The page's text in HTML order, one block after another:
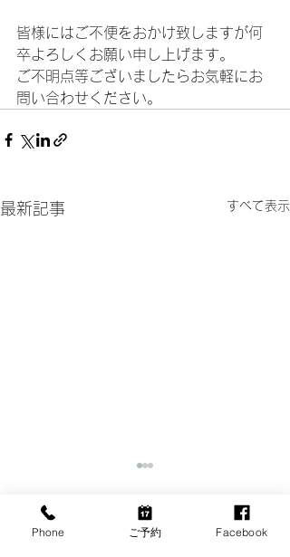
皆様にはご不便をおかけ致しますが何
卒よろしくお願い申し上げます。
ご不明点等ございましたらお気軽にお
問い合わせください。
最新記事 すべて表示
コメント
Phone ご予約 Facebook